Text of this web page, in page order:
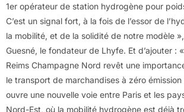
1er opérateur de station hydrogène pour
C’est un signal fort, à la fois de l’essor de
la mobilité, et de la solidité de notre modèle
Guesné, le fondateur de Lhyfe. Et d’ajouter :
Reims Champagne Nord revêt une
le transport de marchandises à zéro émission
ouvre une nouvelle voie entre Paris et les
Nord-Est, où la mobilité hydrogène est déjà